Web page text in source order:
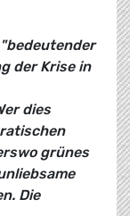
der Krise in
dies
grünes
Die